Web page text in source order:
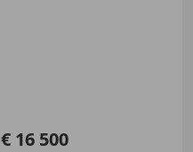
€ 16 500